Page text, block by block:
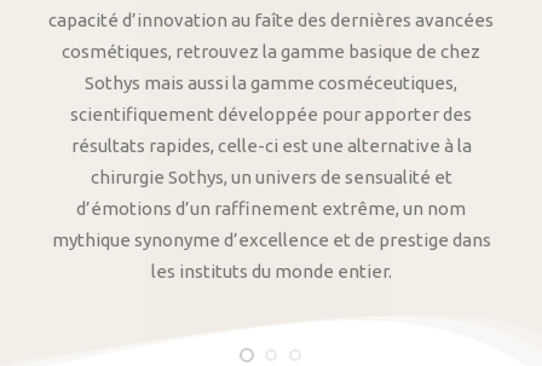
capacité d’innovation au faîte des dernières avancées
cosmétiques, retrouvez la gamme basique de chez
Sothys mais aussi la gamme cosméceutiques,
scientifiquement développée pour apporter des
résultats rapides, celle-ci est une alternative à la
chirurgie Sothys, un univers de sensualité et
d’émotions d’un raffinement extrême, un nom
mythique synonyme d’excellence et de prestige dans
les instituts du monde entier.